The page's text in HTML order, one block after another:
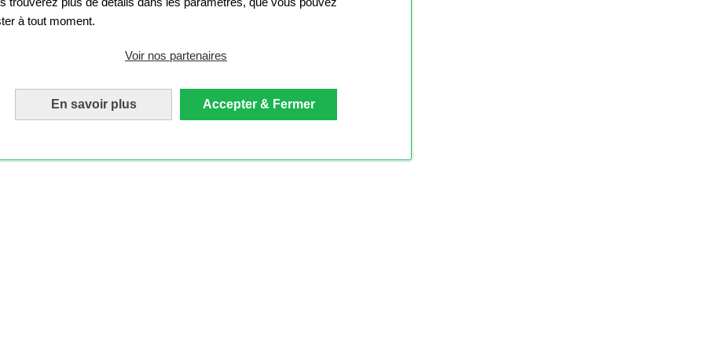
à tout moment.
Voir nos partenaires
En savoir plus Accepter & Fermer